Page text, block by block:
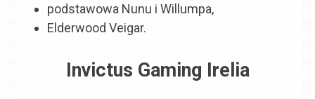
podstawowa Nunu i Willumpa,
Elderwood Veigar.
Invictus Gaming Irelia